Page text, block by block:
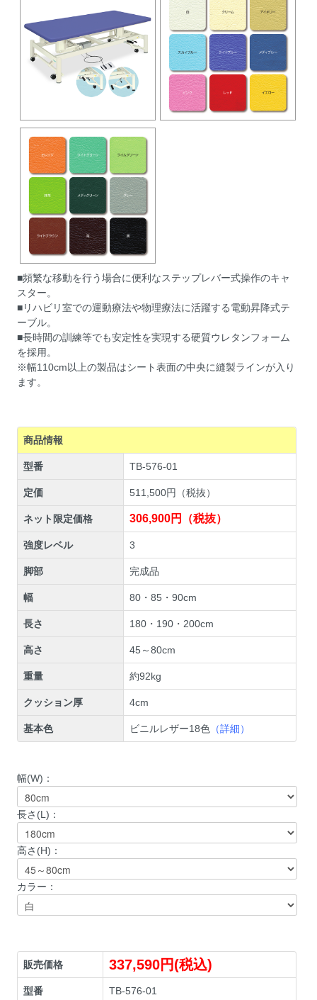
■頻繁な移動を行う場合に便利なステップレバー式操作のキャ
スター。
■リハビリ室での運動療法や物理療法に活躍する電動昇降式テ
ーブル。
■長時間の訓練等でも安定性を実現する硬質ウレタンフォーム
を採用。
※幅110cm以上の製品はシート表面の中央に縫製ラインが入り
ます。
商品情報
型番 TB-576-01
定価 511,500円（税抜）
ネット限定価格 306,900円（税抜）
強度レベル 3
脚部 完成品
幅 80・85・90cm
長さ 180・190・200cm
高さ 45～80cm
重量 約92kg
クッション厚 4cm
基本色 ビニルレザー18色 （詳細）
幅(W)：
長さ(L)：
高さ(H)：
カラー：
販売価格 337,590円(税込)
型番 TB-576-01